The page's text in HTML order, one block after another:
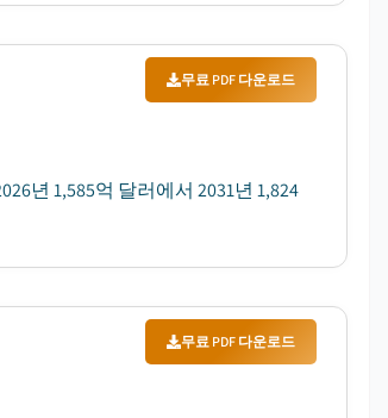
무료 PDF 다운로드
년 1,585억 달러에서 2031년 1,824
무료 PDF 다운로드